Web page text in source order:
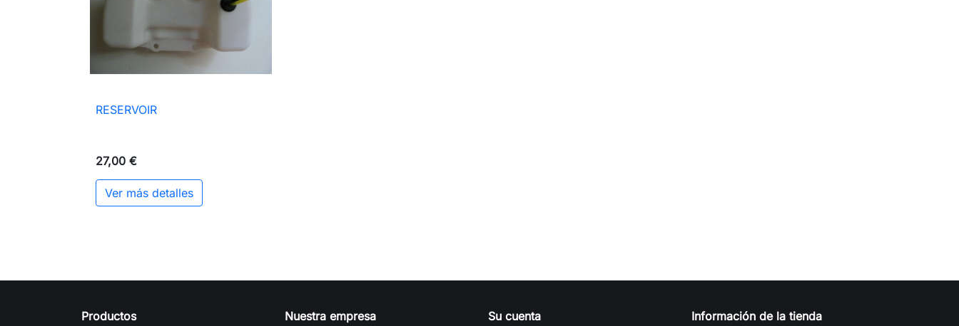

RESERVOIR
27,00 €
Ver más detalles
Productos Nuestra empresa Su cuenta Información de la tienda